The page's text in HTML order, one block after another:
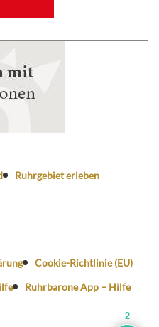
Ruhrgebiet erleben
Cookie-Richtlinie (EU)
Ruhrbarone App – Hilfe
2